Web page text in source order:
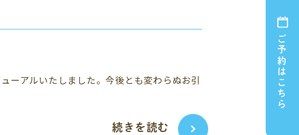
ーアルいたしました。今後とも変わらぬお引
続きを読む
ご予約はこちら